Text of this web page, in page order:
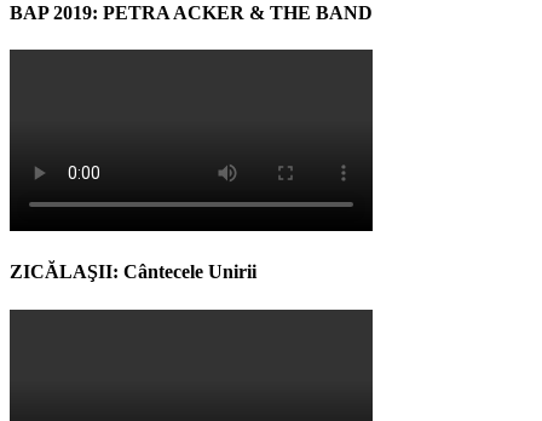
BAP 2019: PETRA ACKER & THE BAND
ZICĂLAŞII: Cântecele Unirii